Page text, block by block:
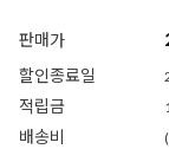
판매가
할인종료일
적립금
배송비